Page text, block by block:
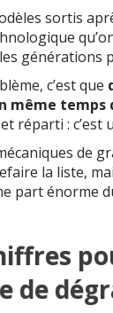
sortis
générations
c’est que
même temps
réparti : c’est
de
la liste,
part énorme
de